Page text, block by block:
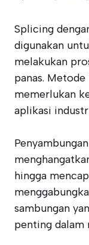
Splicing
digunakan
melakukan
panas.
memerlukan
aplikasi
hingga
sambungan
penting dalam